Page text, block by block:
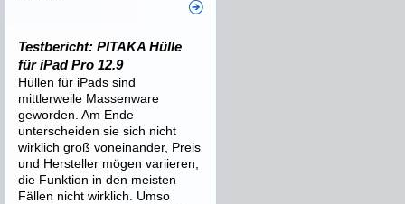
Testbericht: PITAKA Hülle
für iPad Pro 12.9
Hüllen für iPads sind
mittlerweile Massenware
geworden. Am Ende
unterscheiden sie sich nicht
wirklich groß voneinander, Preis
und Hersteller mögen variieren,
die Funktion in den meisten
Fällen nicht wirklich. Umso